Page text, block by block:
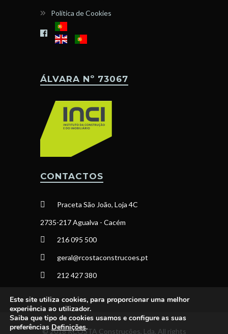
Política de Cookies
ÁLVARA Nº 73067
CONTACTOS
Praceta São João, Loja 4C
2735-217 Agualva - Cacém
216 095 500
geral@rcostaconstrucoes.pt
212 427 380
© 2018 RCOSTA Construções, Lda. All rights
Este site utiliza cookies, para proporcionar uma melhor
experiência ao utilizador.
Saiba que tipo de cookies usamos e configure as suas
preferênciasDefinições.